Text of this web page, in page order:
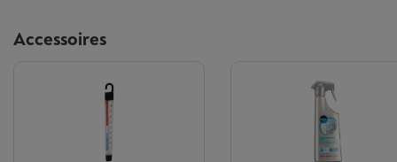
Accessoires